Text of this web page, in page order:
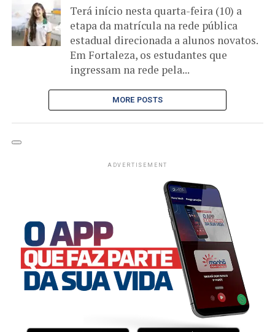
Terá início nesta quarta-feira (10) a
etapa da matrícula na rede pública
estadual direcionada a alunos novatos.
Em Fortaleza, os estudantes que
ingressam na rede pela...
MORE POSTS
ADVERTISEMENT